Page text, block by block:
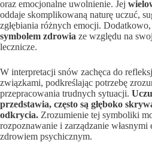
oraz emocjonalne uwolnienie. Jej
oddaje skomplikowaną naturę uczuć,
zgłębiania różnych emocji.
symbolem zdrowia ze względu na
lecznicze.
W interpretacji snów zachęca do
związkami, podkreślając potrzebę
przepracowania trudnych sytuacji.
przedstawia, często są głęboko
odkrycia. Zrozumienie tej symboliki
rozpoznawanie i zarządzanie własnymi
zdrowiem psychicznym.